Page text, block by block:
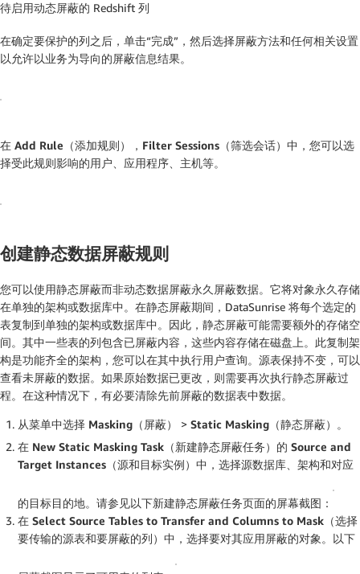
待启用动态屏蔽的 Redshift 列
在确定要保护的列之后，单击“完成”，然后选择屏蔽方法和任何相关设置
以允许以业务为导向的屏蔽信息结果。
在 Add Rule（添加规则） ， Filter Sessions（筛选会话） 中，您可以选
择受此规则影响的用户、应用程序、主机等。
创建静态数据屏蔽规则
您可以使用静态屏蔽而非动态数据屏蔽永久屏蔽数据。它将对象永久存储
在单独的架构或数据库中。在静态屏蔽期间，DataSunrise 将每个选定的
表复制到单独的架构或数据库中。因此，静态屏蔽可能需要额外的存储空
间。其中一些表的列包含已屏蔽内容，这些内容存储在磁盘上。此复制架
构是功能齐全的架构，您可以在其中执行用户查询。源表保持不变，可以
查看未屏蔽的数据。如果原始数据已更改，则需要再次执行静态屏蔽过
程。在这种情况下，有必要清除先前屏蔽的数据表中数据。
从菜单中选择 Masking（屏蔽） > Static Masking（静态屏蔽）
。
在 New Static Masking Task（新建静态屏蔽任务） 的 Source and
Target Instances（源和目标实例） 中，选择源数据库、架构和对应
的目标目的地。请参见以下新建静态屏蔽任务页面的屏幕截图：
在 Select Source Tables to Transfer and Columns to Mask（选择
要传输的源表和要屏蔽的列） 中，选择要对其应用屏蔽的对象。以下